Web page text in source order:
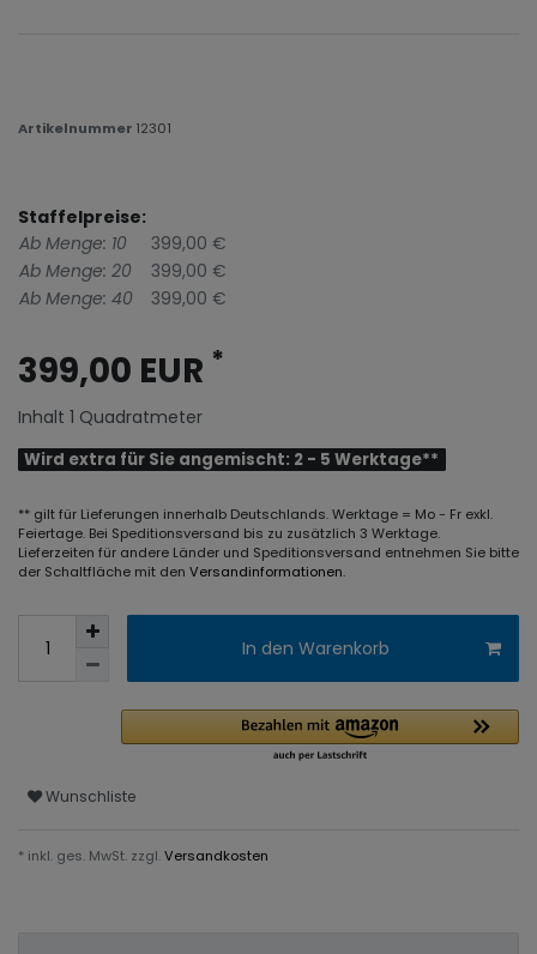
Artikelnummer 12301
Staffelpreise:
Ab Menge: 10
399,00 €
Ab Menge: 20
399,00 €
Ab Menge: 40
399,00 €
399,00 EUR *
Inhalt 1 Quadratmeter
Wird extra für Sie angemischt: 2 - 5 Werktage**
** gilt für Lieferungen innerhalb Deutschlands. Werktage = Mo - Fr exkl.
Feiertage. Bei Speditionsversand bis zu zusätzlich 3 Werktage.
Lieferzeiten für andere Länder und Speditionsversand entnehmen Sie bitte
der Schaltfläche mit den Versandinformationen.
In den Warenkorb
Wunschliste
* inkl. ges. MwSt. zzgl.Versandkosten